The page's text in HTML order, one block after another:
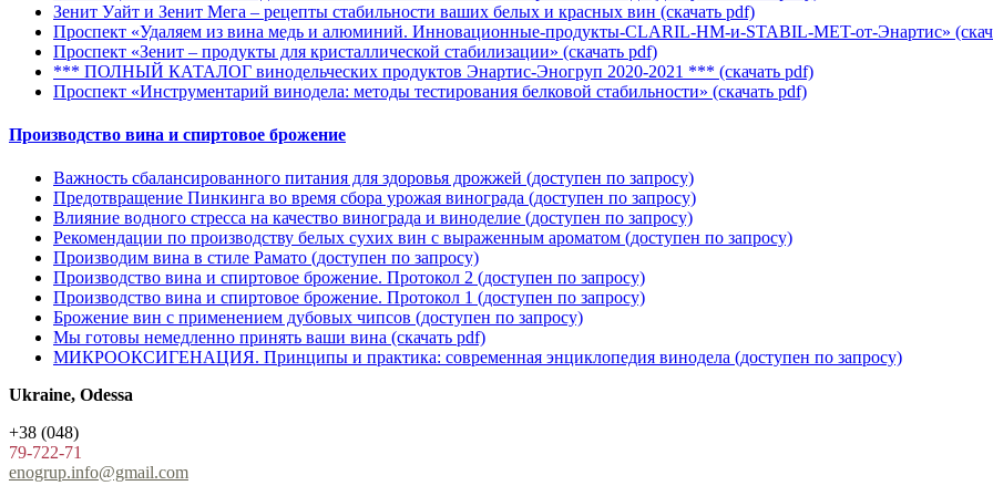
Зенит Уайт и Зенит Мега – рецепты стабильности ваших белых и красных вин (cкачать pdf)
Проспект «Удаляем из вина медь и алюминий. Инновационные-продукты-CLARIL-HM-и-STABIL-MET-от-Энартис»
Проспект «Зенит – продукты для кристаллической стабилизации» (cкачать pdf)
*** ПОЛНЫЙ КАТАЛОГ винодельческих продуктов Энартис-Эногруп 2020-2021 *** (cкачать pdf)
Проспект «Инструментарий винодела: методы тестирования белковой стабильности» (cкачать pdf)
Производство вина и спиртовое брожение
Важность сбалансированного питания для здоровья дрожжей (доступен по запросу)
Предотвращение Пинкинга во время сбора урожая винограда (доступен по запросу)
Влияние водного стресса на качество винограда и виноделие (доступен по запросу)
Рекомендации по производству белых сухих вин с выраженным ароматом (доступен по запросу)
Производим вина в стиле Рамато (доступен по запросу)
Производство вина и спиртовое брожение. Протокол 2 (доступен по запросу)
Производство вина и спиртовое брожение. Протокол 1 (доступен по запросу)
Брожение вин с применением дубовых чипсов (доступен по запросу)
Мы готовы немедленно принять ваши вина (cкачать pdf)
МИКРООКСИГЕНАЦИЯ. Принципы и практика: современная энциклопедия винодела (доступен по запросу)
Ukraine, Odessa
+38 (048)
79-722-71
enogrup.info@gmail.com